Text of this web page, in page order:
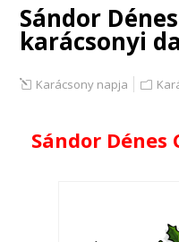
Sándor
karácsonyi
Karácsony napja
Sándor Dénes